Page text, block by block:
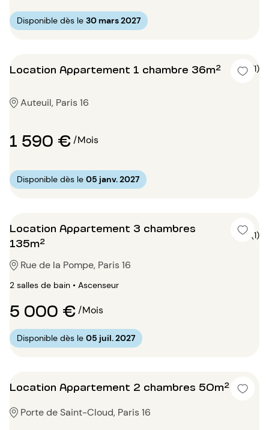
Disponible dès le 30 mars 2027
Location Appartement 1 chambre 36m² 5 (1)
Auteuil, Paris 16
1 590 €/Mois
Disponible dès le 05 janv. 2027
Location Appartement 3 chambres
135m²
5 (1)
Rue de la Pompe, Paris 16
2 salles de bain • Ascenseur
5 000 €/Mois
Disponible dès le 05 juil. 2027
Location Appartement 2 chambres 50m²
Porte de Saint-Cloud, Paris 16